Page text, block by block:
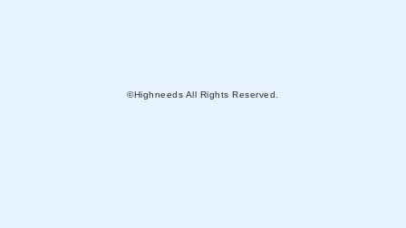
©Highneeds All Rights Reserved.